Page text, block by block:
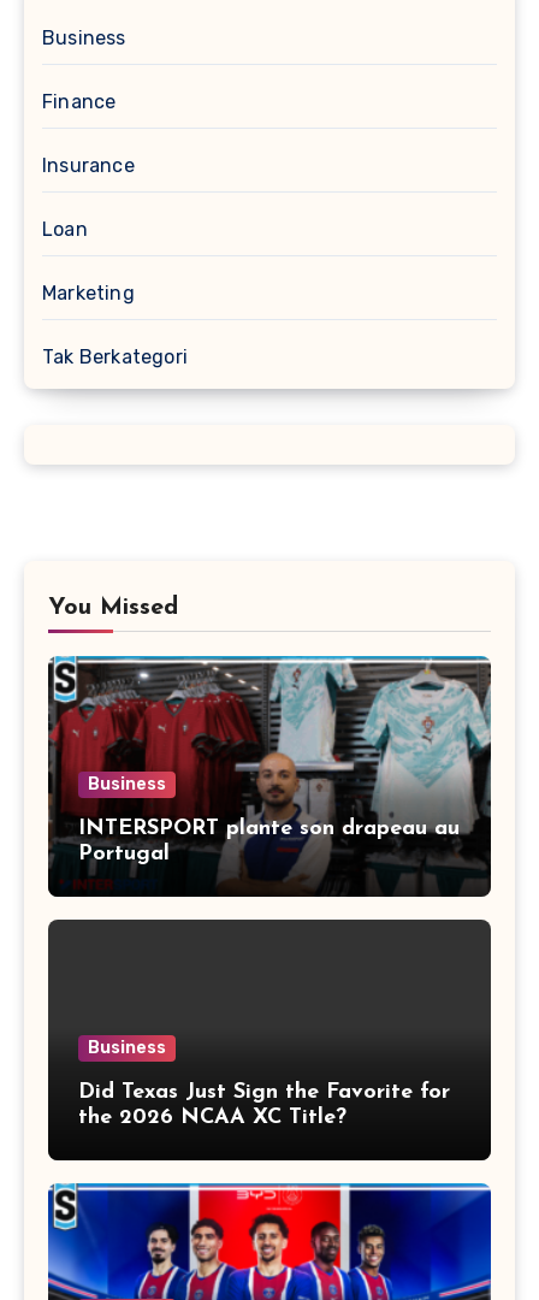
Business
Finance
Insurance
Loan
Marketing
Tak Berkategori
You Missed
Business
INTERSPORT plante son drapeau au
Portugal
Business
Did Texas Just Sign the Favorite for
the 2026 NCAA XC Title?